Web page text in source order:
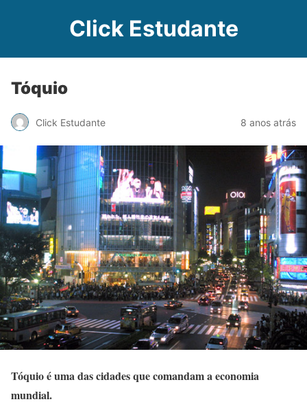
Click Estudante
Tóquio
Click Estudante 8 anos atrás
Tóquio é uma das cidades que comandam a economia
mundial.